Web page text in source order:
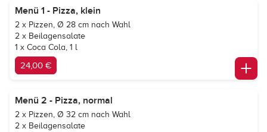
Menü 1 - Pizza, klein
2 x Pizzen, Ø 28 cm nach Wahl
2 x Beilagensalate
1 x Coca Cola, 1 l
24,00 €
Menü 2 - Pizza, normal
2 x Pizzen, Ø 32 cm nach Wahl
2 x Beilagensalate